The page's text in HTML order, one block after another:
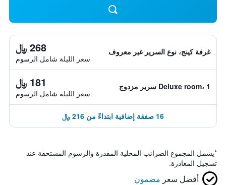
غرفة كينج، نوع السرير غير معروف 268 ﷼
سعر الليلة شامل الرسوم
Deluxe room، 1 سرير مزدوج 181 ﷼
سعر الليلة شامل الرسوم
16 صفقة إضافية ابتداءً من 216 ﷼
*يشمل المجموع الضرائب المحلية المقدرة والرسوم المستحقة عند
تسجيل المغادرة.
أفضل سعر مضمون